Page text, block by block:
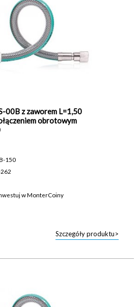
00B z zaworem L=1,50
obrotowym
150
w MonterCoiny
Szczegóły produktu>